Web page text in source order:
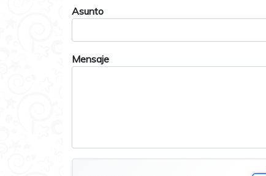
Asunto
Mensaje